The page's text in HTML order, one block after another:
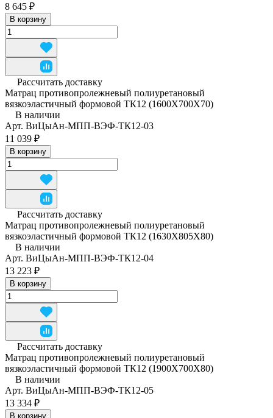
8 645 ₽
В корзину
Рассчитать доставку
Матрац противопролежневый полиуретановый
вязкоэластичный формовой ТК12 (1600Х700Х70)
В наличии
Арт. ВиЦыАн-МПП-ВЭФ-ТК12-03
11 039 ₽
В корзину
Рассчитать доставку
Матрац противопролежневый полиуретановый
вязкоэластичный формовой ТК12 (1630Х805Х80)
В наличии
Арт. ВиЦыАн-МПП-ВЭФ-ТК12-04
13 223 ₽
В корзину
Рассчитать доставку
Матрац противопролежневый полиуретановый
вязкоэластичный формовой ТК12 (1900Х700Х80)
В наличии
Арт. ВиЦыАн-МПП-ВЭФ-ТК12-05
13 334 ₽
В корзину